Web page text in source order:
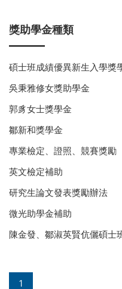
獎助學金種類
碩士班成績優異新生入學獎
吳秉雅修女獎助學金
郭豸女士獎學金
鄒新和獎學金
專業檢定、證照、競賽獎勵
英文檢定補助
研究生論文發表獎勵辦法
微光助學金補助
陳金發、鄒淑英賢伉儷碩士
1